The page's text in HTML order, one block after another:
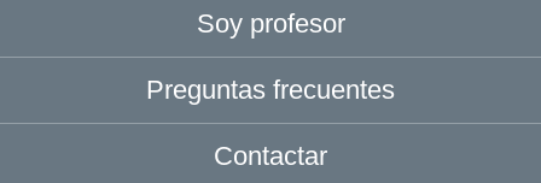
Soy profesor
Preguntas frecuentes
Contactar